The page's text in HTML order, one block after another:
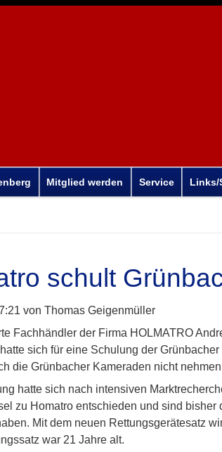
Mitglied werden Service Links/
schult
von Thomas Geigenmüller
Fachhändler der Firma HOLMATRO
sich für eine Schulung der
die Grünbacher Kameraden nicht
hatte sich nach intensiven
zu Homatro entschieden und sind
Mit dem neuen Rettungsgerätesatz
war 21 Jahre alt.